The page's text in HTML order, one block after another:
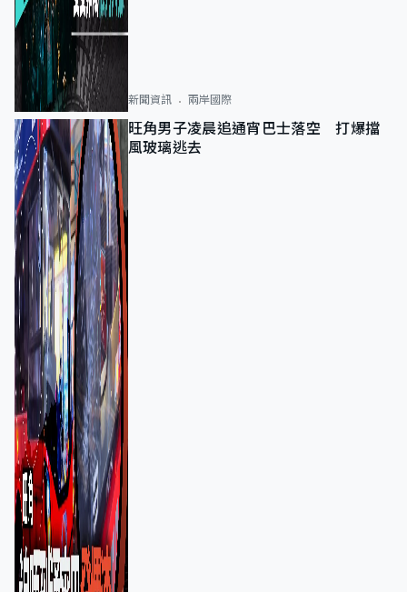
新聞資訊 兩岸國際
旺角男子凌晨追通宵巴士落空 打爆擋
風玻璃逃去